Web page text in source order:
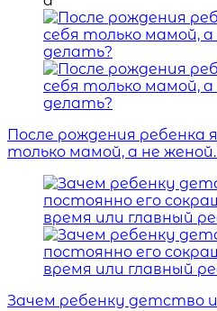
После рождения ребенка
только мамой, а не
Зачем ребенку детство